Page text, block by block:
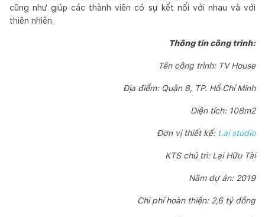
cũng như giúp các thành viên có sự kết nối với nhau và với
thiên nhiên.
Thông tin công trình:
Tên công trình: TV House
Địa điểm: Quận 8, TP. Hồ Chí Minh
Diện tích: 108m2
Đơn vị thiết kế: t.ai studio
KTS chủ trì: Lại Hữu Tài
Năm dự án: 2019
Chi phí hoàn thiện: 2,6 tỷ đồng